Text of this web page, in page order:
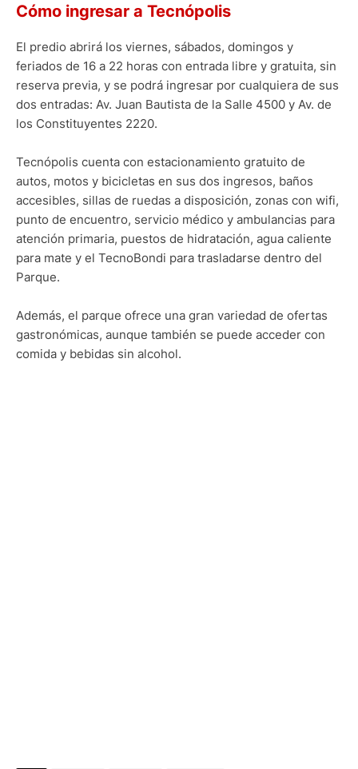
Cómo ingresar a Tecnópolis
El predio abrirá los viernes, sábados, domingos y
feriados de 16 a 22 horas con entrada libre y gratuita, sin
reserva previa, y se podrá ingresar por cualquiera de sus
dos entradas: Av. Juan Bautista de la Salle 4500 y Av. de
los Constituyentes 2220.
Tecnópolis cuenta con estacionamiento gratuito de
autos, motos y bicicletas en sus dos ingresos, baños
accesibles, sillas de ruedas a disposición, zonas con wifi,
punto de encuentro, servicio médico y ambulancias para
atención primaria, puestos de hidratación, agua caliente
para mate y el TecnoBondi para trasladarse dentro del
Parque.
Además, el parque ofrece una gran variedad de ofertas
gastronómicas, aunque también se puede acceder con
comida y bebidas sin alcohol.